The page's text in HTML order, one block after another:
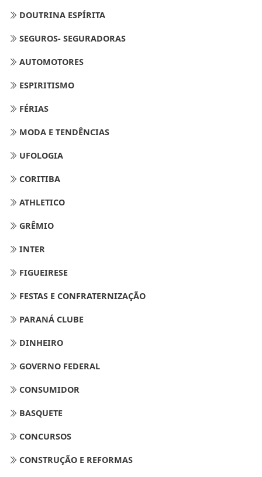
DOUTRINA ESPÍRITA
SEGUROS- SEGURADORAS
AUTOMOTORES
ESPIRITISMO
FÉRIAS
MODA E TENDÊNCIAS
UFOLOGIA
CORITIBA
ATHLETICO
GRÊMIO
INTER
FIGUEIRESE
FESTAS E CONFRATERNIZAÇÃO
PARANÁ CLUBE
DINHEIRO
GOVERNO FEDERAL
CONSUMIDOR
BASQUETE
CONCURSOS
CONSTRUÇÃO E REFORMAS